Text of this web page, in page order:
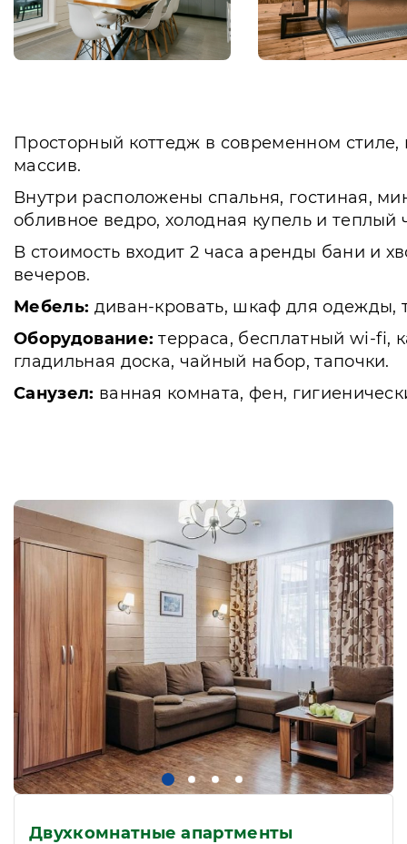
Просторный коттедж в современном
массив.
Внутри расположены спальня, гостиная,
обливное ведро, холодная купель и теплый
В стоимость входит 2 часа аренды бани и
вечеров.
Мебель: диван-кровать, шкаф для одежды,
Оборудование: терраса, бесплатный wi-fi,
гладильная доска, чайный набор, тапочки.
Санузел: ванная комната, фен,
Двухкомнатные апартменты